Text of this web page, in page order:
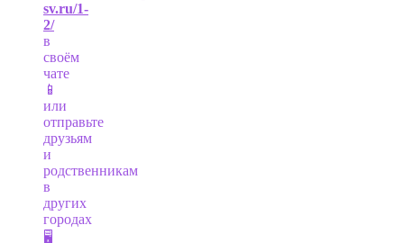
sv.ru/1-
2/
в
своём
чате
📱
или
отправьте
друзьям
и
родственникам
в
других
городах
🖥